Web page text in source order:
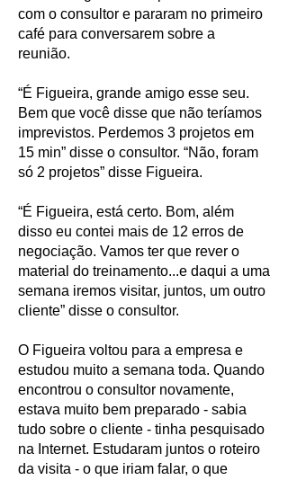
com o consultor e pararam no primeiro
café para conversarem sobre a
reunião.
“É Figueira, grande amigo esse seu.
Bem que você disse que não teríamos
imprevistos. Perdemos 3 projetos em
15 min” disse o consultor. “Não, foram
só 2 projetos” disse Figueira.
“É Figueira, está certo. Bom, além
disso eu contei mais de 12 erros de
negociação. Vamos ter que rever o
material do treinamento...e daqui a uma
semana iremos visitar, juntos, um outro
cliente” disse o consultor.
O Figueira voltou para a empresa e
estudou muito a semana toda. Quando
encontrou o consultor novamente,
estava muito bem preparado - sabia
tudo sobre o cliente - tinha pesquisado
na Internet. Estudaram juntos o roteiro
da visita - o que iriam falar, o que